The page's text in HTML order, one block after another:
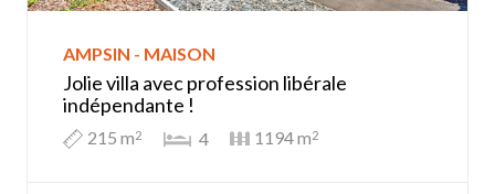
AMPSIN - MAISON
Jolie villa avec profession libérale
indépendante !
215 m2 4 1194 m2